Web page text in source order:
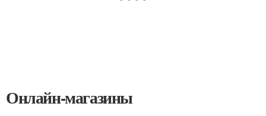
Онлайн-магазины